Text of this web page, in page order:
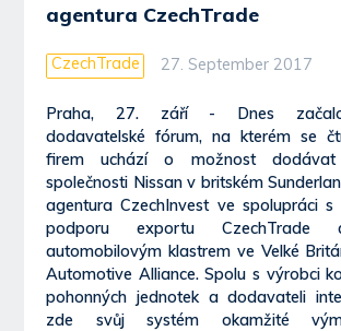
agentura CzechTrade
CzechTrade 27. September 2017
Praha, 27. září - Dnes začalo
dodavatelské fórum, na kterém se
firem uchází o možnost
společnosti Nissan v britském
agentura CzechInvest ve spolupráci
podporu exportu CzechTrade
automobilovým klastrem ve Velké
Automotive Alliance. Spolu s výrobci
pohonných jednotek a dodavateli
zde svůj systém okamžité